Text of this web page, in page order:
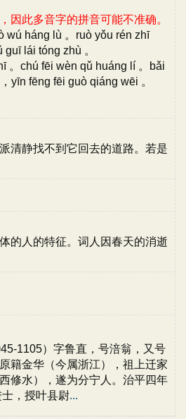
因此多音字的拼音可能不准确。
wú háng lù 。ruò yǒu rén zhī
lái tóng zhù 。
。chú fēi wèn qǔ huáng lí 。bǎi
yīn fēng fēi guò qiáng wēi 。
清静找不到它回去的道路。若是
的人的特征。词人因春天的消逝
1105）字鲁直，号涪翁，又号
籍金华（今属浙江），祖上迁家
修水），遂为分宁人。治平四年
士，授叶县尉...